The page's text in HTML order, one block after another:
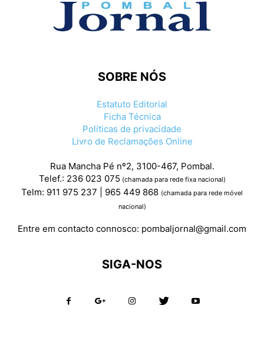
SOBRE NÓS
Estatuto Editorial
Ficha Técnica
Políticas de privacidade
Livro de Reclamações Online
Rua Mancha Pé nº2, 3100-467, Pombal.
Telef.: 236 023 075 (chamada para rede fixa nacional)
Telm: 911 975 237 | 965 449 868 (chamada para rede móvel
nacional)
Entre em contacto connosco: pombaljornal@gmail.com
SIGA-NOS